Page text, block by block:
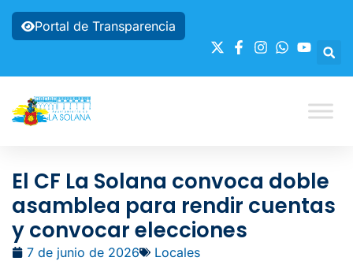
Portal de Transparencia
El CF La Solana convoca doble
asamblea para rendir cuentas
y convocar elecciones
7 de junio de 2026 Locales